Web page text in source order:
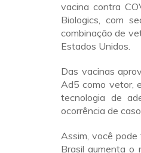
vacina contra
Biologics, com
combinação de
Estados Unidos.
Das vacinas
Ad5 como vetor,
tecnologia de
ocorrência de
Assim, você
Brasil aumenta o